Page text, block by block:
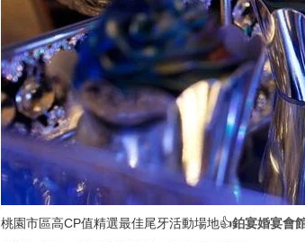
桃園市區高CP值精選最佳尾牙活動場地👍鉑宴婚宴會